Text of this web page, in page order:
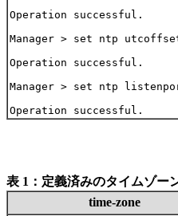
Operation successful.
Manager > set ntp
Operation successful.
Manager > set ntp
表 1：定義済みのタイムゾー
time-zone